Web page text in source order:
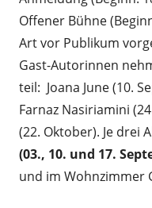
Offener Bühne
Art vor Publikum
Gast-Autorinnen
teil: Joana June (10.
Farnaz Nasiriamini
(22. Oktober). Je drei
(03., 10. und 17.
und im Wohnzimmer